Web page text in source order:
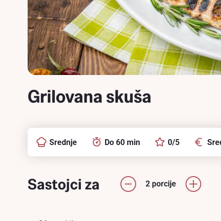
Grilovana skuša
Srednje Do 60 min 0/5
Sastojci za 2 porcije